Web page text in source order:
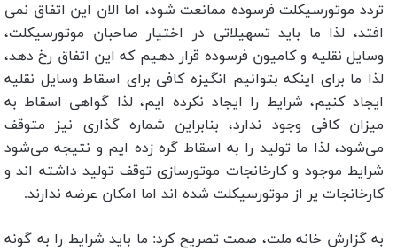
تردد موتورسیکلت فرسوده ممانعت شود، اما الان این اتفاق نمی
افتد، لذا ما باید تسهیلاتی در اختیار صاحبان موتورسیکلت،
وسایل نقلیه و کامیون فرسوده قرار دهیم که این اتفاق رخ دهد،
لذا ما برای اینکه بتوانیم انگیزه کافی برای اسقاط وسایل نقلیه
ایجاد کنیم، شرایط را ایجاد نکرده ایم، لذا گواهی اسقاط به
میزان کافی وجود ندارد، بنابراین شماره گذاری نیز متوقف
می‌شود، لذا ما تولید را به اسقاط گره زده ایم و نتیجه می‌شود
شرایط موجود و کارخانجات موتورسازی توقف تولید داشته اند و
کارخانجات پر از موتورسیکلت شده اند اما امکان عرضه ندارند.
به گزارش خانه ملت، صمت تصریح کرد: ما باید شرایط را به گونه